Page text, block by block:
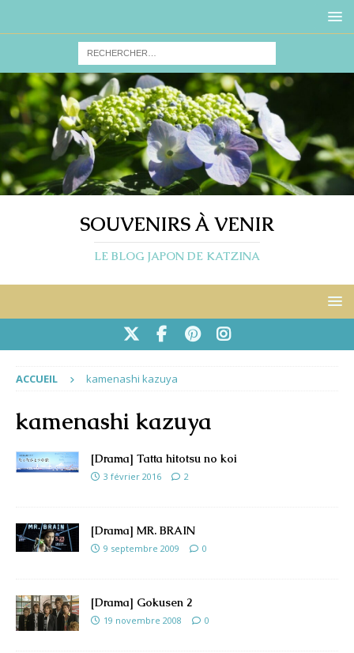
SOUVENIRS À VENIR
LE BLOG JAPON DE KATZINA
ACCUEIL kamenashi kazuya
kamenashi kazuya
[Drama] Tatta hitotsu no koi
3 février 2016 2
[Drama] MR. BRAIN
9 septembre 2009 0
[Drama] Gokusen 2
19 novembre 2008 0